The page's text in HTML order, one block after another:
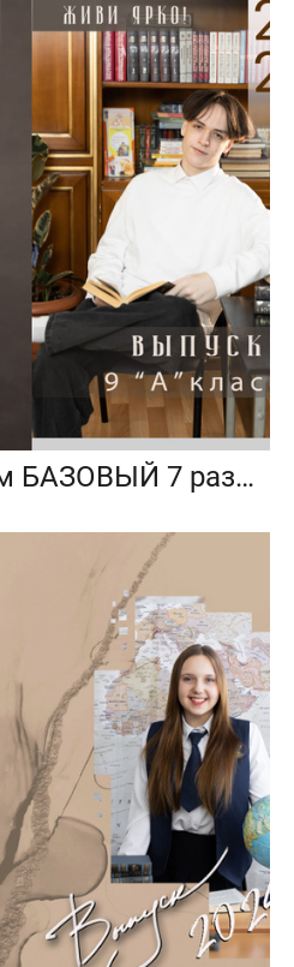
^ пример Альбом БАЗОВЫЙ 7 разворотов 4 фотосессии